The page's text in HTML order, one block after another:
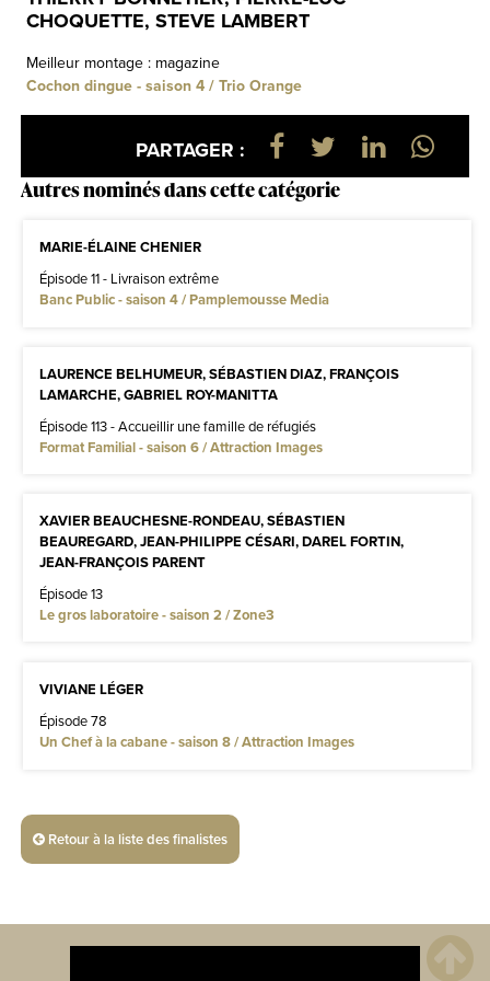
CHOQUETTE, STEVE LAMBERT
Meilleur montage : magazine
Cochon dingue - saison 4 / Trio Orange
PARTAGER :
Autres nominés dans cette catégorie
MARIE-ÉLAINE CHENIER
Épisode 11 - Livraison extrême
Banc Public - saison 4 / Pamplemousse Media
LAURENCE BELHUMEUR, SÉBASTIEN DIAZ, FRANÇOIS
LAMARCHE, GABRIEL ROY-MANITTA
Épisode 113 - Accueillir une famille de réfugiés
Format Familial - saison 6 / Attraction Images
XAVIER BEAUCHESNE-RONDEAU, SÉBASTIEN
BEAUREGARD, JEAN-PHILIPPE CÉSARI, DAREL FORTIN,
JEAN-FRANÇOIS PARENT
Épisode 13
Le gros laboratoire - saison 2 / Zone3
VIVIANE LÉGER
Épisode 78
Un Chef à la cabane - saison 8 / Attraction Images
Retour à la liste des finalistes